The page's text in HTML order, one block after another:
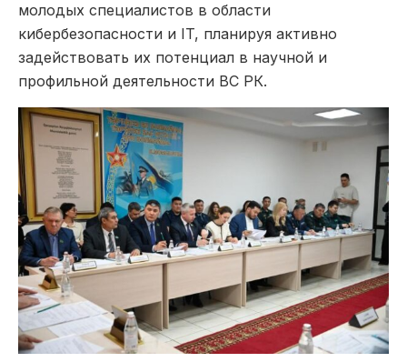
молодых специалистов в области
кибербезопасности и IT, планируя активно
задействовать их потенциал в научной и
профильной деятельности ВС РК.